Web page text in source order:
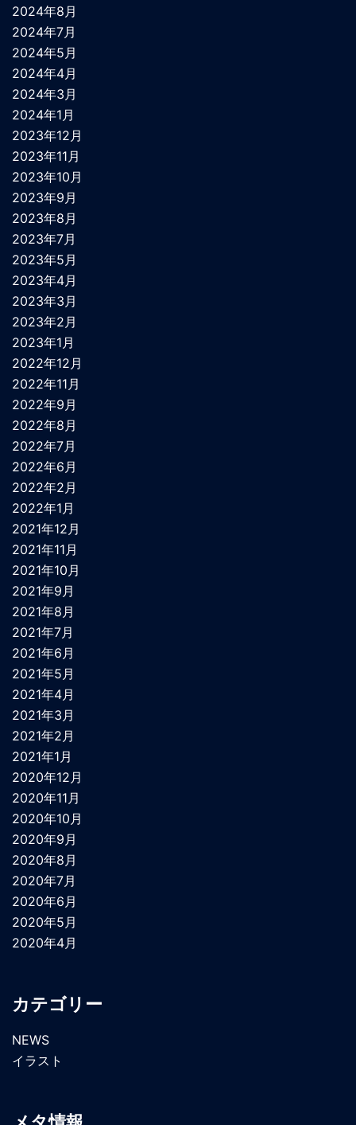
2024年8月
2024年7月
2024年5月
2024年4月
2024年3月
2024年1月
2023年12月
2023年11月
2023年10月
2023年9月
2023年8月
2023年7月
2023年5月
2023年4月
2023年3月
2023年2月
2023年1月
2022年12月
2022年11月
2022年9月
2022年8月
2022年7月
2022年6月
2022年2月
2022年1月
2021年12月
2021年11月
2021年10月
2021年9月
2021年8月
2021年7月
2021年6月
2021年5月
2021年4月
2021年3月
2021年2月
2021年1月
2020年12月
2020年11月
2020年10月
2020年9月
2020年8月
2020年7月
2020年6月
2020年5月
2020年4月
カテゴリー
NEWS
イラスト